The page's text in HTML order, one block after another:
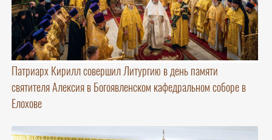
Патриарх Кирилл совершил Литургию в день памяти
святителя Алексия в Богоявленском кафедральном соборе в
Елохове